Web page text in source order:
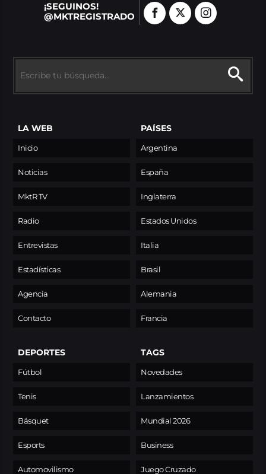
¡SEGUINOS!
@MKTREGISTRADO
LA WEB
Inicio
Noticias
MktR TV
Radio
Entrevistas
Estadísticas
Agencia
Contacto
PAÍSES
Argentina
España
Inglaterra
Estados Unidos
Italia
Brasil
Alemania
Francia
DEPORTES
Fútbol
Tenis
Básquet
Esports
Automovilismo
TAGS
Novedades
Lanzamientos
Mundial 2026
Business
Juego Cruzado